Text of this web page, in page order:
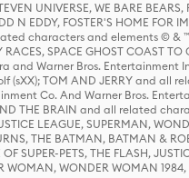
UNIVERSE, WE BARE
N EDDY, FOSTER'S HOME
characters and elements © &
RACES, SPACE GHOST
Warner Bros. Entertainment
(sXX); TOM AND JERRY and all
Co. And Warner Bros.
THE BRAIN and all related
LEAGUE, SUPERMAN,
THE BATMAN, BATMAN &
SUPER-PETS, THE FLASH,
WOMAN, WONDER WOMAN